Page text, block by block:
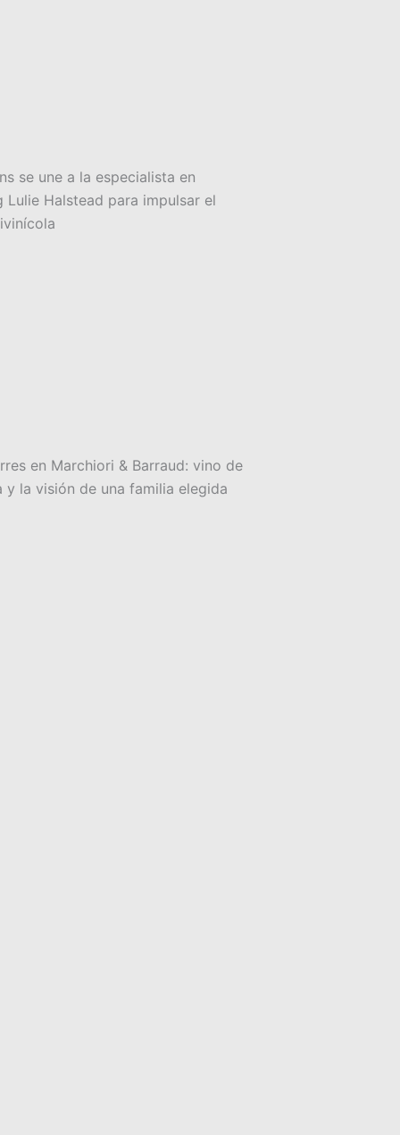
se une a la especialista en
Lulie Halstead para impulsar el
en Marchiori & Barraud: vino de
y la visión de una familia elegida